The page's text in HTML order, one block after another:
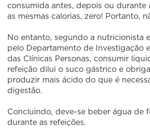
consumida antes, depois ou durante
as mesmas calorias, zero! Portanto,
No entanto, segundo a nutricionista
pelo Departamento de Investigação
das Clínicas Personas, consumir
refeição dilui o suco gástrico e
produzir mais ácido do que é
digestão.
Concluindo, deve-se beber água de
durante as refeições.